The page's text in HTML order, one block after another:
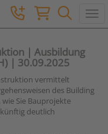
| Ausbildung
| 30.09.2025
vermittelt
des Building
Sie Bauprojekte
deutlich